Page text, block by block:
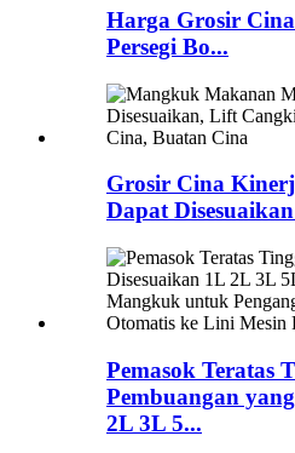
Harga Grosir Cina
Persegi Bo...
Grosir Cina
Dapat
Pemasok Teratas
Pembuangan
2L 3L 5...